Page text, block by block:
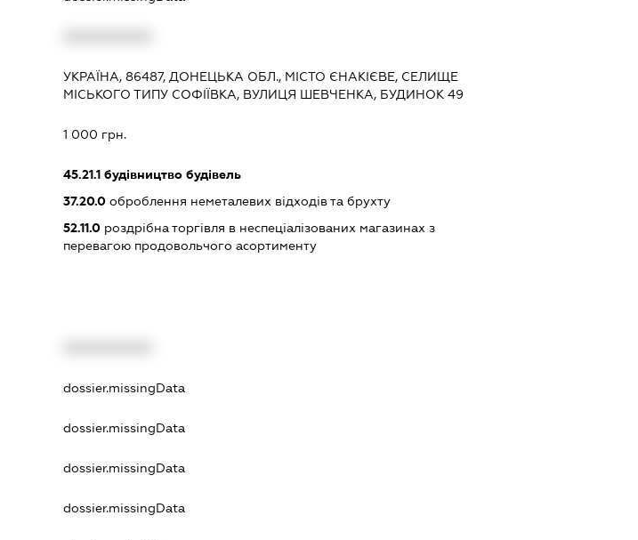
УКРАЇНА, 86487, ДОНЕЦЬКА ОБЛ., МІСТО ЄНАКІЄВЕ, СЕЛИЩЕ
МІСЬКОГО ТИПУ СОФІЇВКА, ВУЛИЦЯ ШЕВЧЕНКА, БУДИНОК 49
1 000 грн.
45.21.1будівництво будівель
37.20.0оброблення неметалевих відходів та брухту
52.11.0роздрібна торгівля в неспеціалізованих магазинах з
перевагою продовольчого асортименту
dossier.missingData
dossier.missingData
dossier.missingData
dossier.missingData